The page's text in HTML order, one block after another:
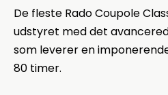
De fleste Rado Coupole
udstyret med det
som leverer en
80 timer.